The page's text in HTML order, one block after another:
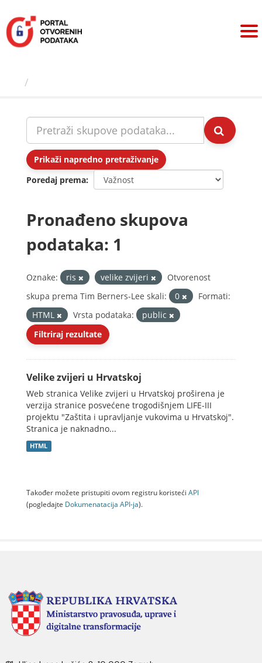
sadržaj
Prikaži napredno pretraživanje
Poredaj prema
Pronađeno skupova
podataka: 1
Oznake: ris velike zvijeri
Otvorenost
skupa prema Tim Berners-Lee skali:
0
Formati:
HTML
Vrsta podataka:
public
Filtriraj rezultate
Velike zvijeri u Hrvatskoj
Web stranica Velike zvijeri u Hrvatskoj proširena je
verzija stranice posvećene trogodišnjem LIFE-III
projektu "Zaštita i upravljanje vukovima u Hrvatskoj".
Stranica je naknadno...
HTML
Također možete pristupiti ovom registru koristeći API
(pogledajte Dokumenаtаcijа API-jа).